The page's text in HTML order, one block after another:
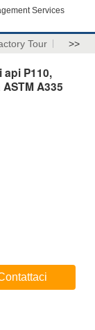
Services
Tour >>
P110,
A335